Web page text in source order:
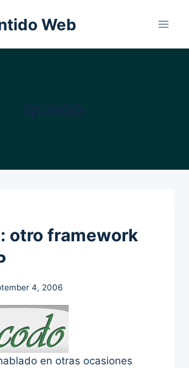
Web
otro framework
4, 2006
en otras ocasiones